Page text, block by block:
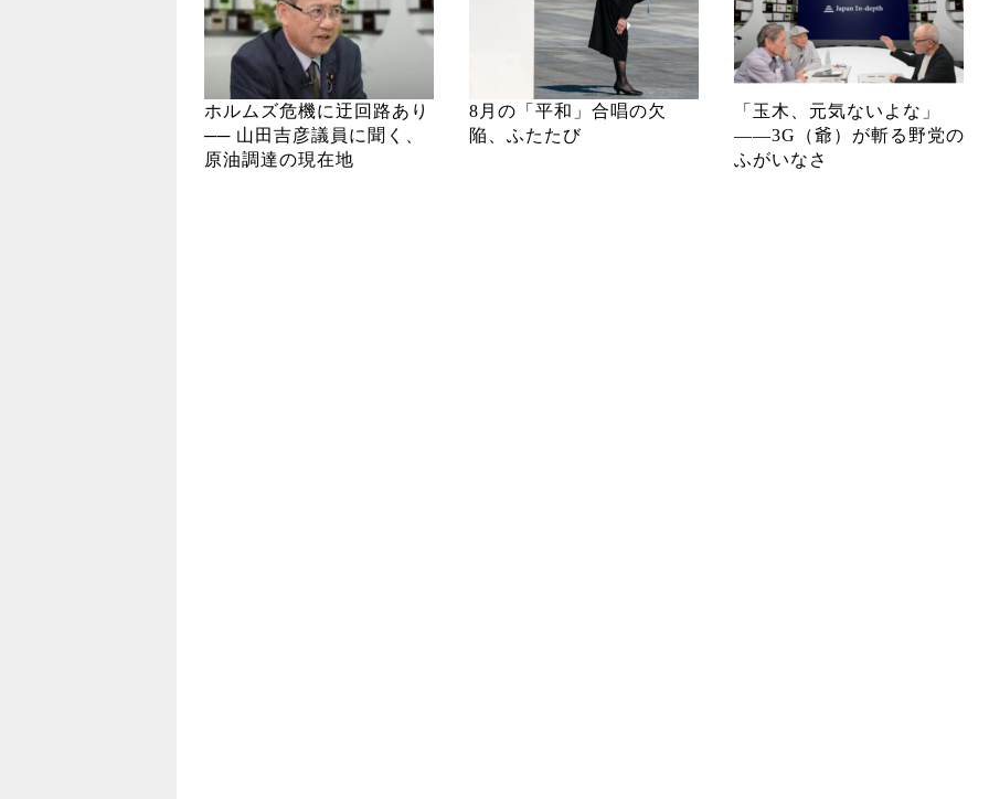
ホルムズ危機に迂回路あり
── 山田吉彦議員に聞く、
原油調達の現在地
8月の「平和」合唱の欠
陥、ふたたび
「玉木、元気ないよな」
――3G（爺）が斬る野党の
ふがいなさ